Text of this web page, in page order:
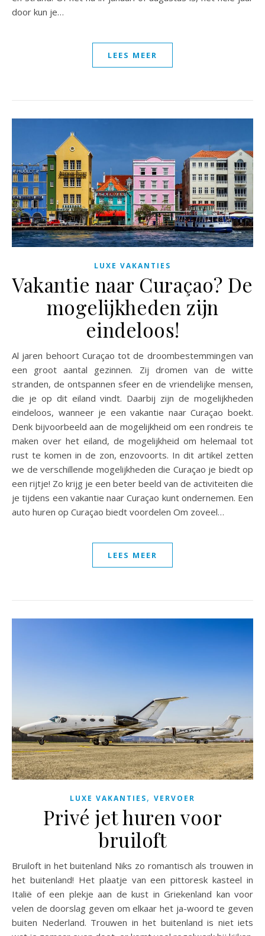
door kun je…
LEES MEER
LUXE VAKANTIES
Vakantie naar Curaçao? De
mogelijkheden zijn
eindeloos!
Al jaren behoort Curaçao tot de droombestemmingen van
een groot aantal gezinnen. Zij dromen van de witte
stranden, de ontspannen sfeer en de vriendelijke mensen,
die je op dit eiland vindt. Daarbij zijn de mogelijkheden
eindeloos, wanneer je een vakantie naar Curaçao boekt.
Denk bijvoorbeeld aan de mogelijkheid om een rondreis te
maken over het eiland, de mogelijkheid om helemaal tot
rust te komen in de zon, enzovoorts. In dit artikel zetten
we de verschillende mogelijkheden die Curaçao je biedt op
een rijtje! Zo krijg je een beter beeld van de activiteiten die
je tijdens een vakantie naar Curaçao kunt ondernemen. Een
auto huren op Curaçao biedt voordelen Om zoveel…
LEES MEER
LUXE VAKANTIES, VERVOER
Privé jet huren voor
bruiloft
Bruiloft in het buitenland Niks zo romantisch als trouwen in
het buitenland! Het plaatje van een pittoresk kasteel in
Italië of een plekje aan de kust in Griekenland kan voor
velen de doorslag geven om elkaar het ja-woord te geven
buiten Nederland. Trouwen in het buitenland is niet iets